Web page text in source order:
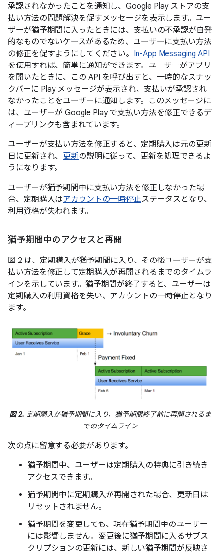
承認されなかったことを通知し、Google Play ストアの支
払い方法の問題解決を促すメッセージを表示します。ユー
ザーが猶予期間に入ったときには、支払いの不承認が自発
的なものでないケースがあるため、ユーザーに支払い方法
の修正を促すようにしてください。 In-App Messaging API
を使用すれば、簡単に通知ができます。ユーザーがアプリ
を開いたときに、この API を呼び出すと、一時的なスナッ
クバーに Play メッセージが表示され、支払いが承認され
なかったことをユーザーに通知します。このメッセージに
は、ユーザーが Google Play で支払い方法を修正できるデ
ィープリンクも含まれています。
ユーザーが支払い方法を修正すると、定期購入は元の更新
日に更新され、 更新の説明に従って、更新を処理できるよ
うになります。
ユーザーが猶予期間中に支払い方法を修正しなかった場
合、定期購入はアカウントの一時停止ステータスとなり、
利用資格が失われます。
猶予期間中のアクセスと再開
図 2 は、定期購入が猶予期間に入り、その後ユーザーが支
払い方法を修正して定期購入が再開されるまでのタイムラ
インを示しています。猶予期間が終了すると、ユーザーは
定期購入の利用資格を失い、アカウントの一時停止となり
ます。
図 2. 定期購入が猶予期間に入り、猶予期間終了前に再開されるま
でのタイムライン
次の点に留意する必要があります。
猶予期間中、ユーザーは定期購入の特典に引き続き
アクセスできます。
猶予期間中に定期購入が再開された場合、更新日は
リセットされません。
猶予期間を変更しても、現在猶予期間中のユーザー
には影響しません。変更後に猶予期間に入るサブス
クリプションの更新には、新しい猶予期間が反映さ